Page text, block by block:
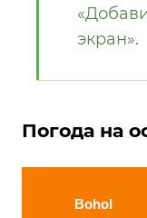
экран».
Погода на
Bohol